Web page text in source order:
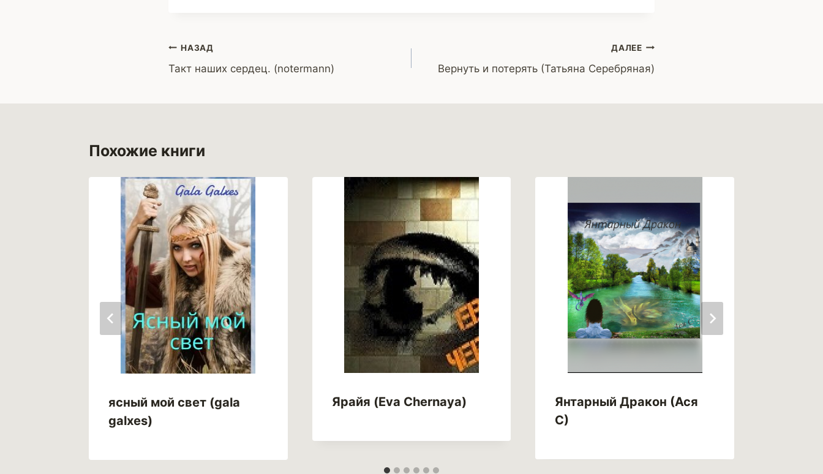
Навигация
по
НАЗАД
Такт наших сердец. (notermann)
ДАЛЕЕ
Вернуть и потерять (Татьяна Серебряная)
Похожие книги
ясный мой свет (gala
galxes)
Ярайя (Eva Chernaya)
Янтарный Дракон (Ася
С)